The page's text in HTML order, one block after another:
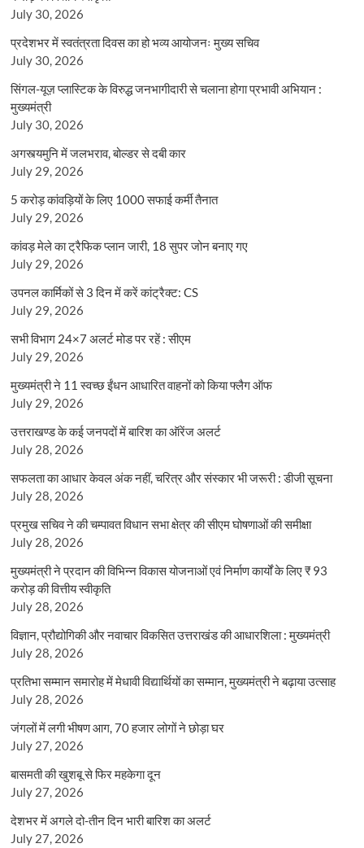
July 30, 2026
प्रदेशभर में स्वतंत्रता दिवस का हो भव्य आयोजनः मुख्य सचिव
July 30, 2026
सिंगल-यूज़ प्लास्टिक के विरुद्ध जनभागीदारी से चलाना होगा प्रभावी अभियान :
मुख्यमंत्री
July 30, 2026
अगस्त्यमुनि में जलभराव, बोल्डर से दबी कार
July 29, 2026
5 करोड़ कांवड़ियों के लिए 1000 सफाई कर्मी तैनात
July 29, 2026
कांवड़ मेले का ट्रैफिक प्लान जारी, 18 सुपर जोन बनाए गए
July 29, 2026
उपनल कार्मिकों से 3 दिन में करें कांट्रैक्ट: CS
July 29, 2026
सभी विभाग 24×7 अलर्ट मोड पर रहें : सीएम
July 29, 2026
मुख्यमंत्री ने 11 स्वच्छ ईंधन आधारित वाहनों को किया फ्लैग ऑफ
July 29, 2026
उत्तराखण्ड के कई जनपदों में बारिश का ऑरेंज अलर्ट
July 28, 2026
सफलता का आधार केवल अंक नहीं, चरित्र और संस्कार भी जरूरी : डीजी सूचना
July 28, 2026
प्रमुख सचिव ने की चम्पावत विधान सभा क्षेत्र की सीएम घोषणाओं की समीक्षा
July 28, 2026
मुख्यमंत्री ने प्रदान की विभिन्न विकास योजनाओं एवं निर्माण कार्यों के लिए ₹ 93
करोड़ की वित्तीय स्वीकृति
July 28, 2026
विज्ञान, प्रौद्योगिकी और नवाचार विकसित उत्तराखंड की आधारशिला : मुख्यमंत्री
July 28, 2026
प्रतिभा सम्मान समारोह में मेधावी विद्यार्थियों का सम्मान, मुख्यमंत्री ने बढ़ाया उत्साह
July 28, 2026
जंगलों में लगी भीषण आग, 70 हजार लोगों ने छोड़ा घर
July 27, 2026
बासमती की खुशबू से फिर महकेगा दून
July 27, 2026
देशभर में अगले दो-तीन दिन भारी बारिश का अलर्ट
July 27, 2026